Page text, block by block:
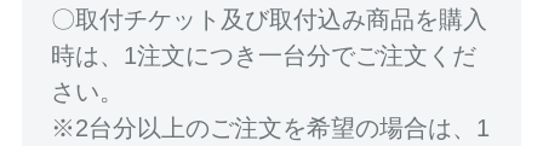
〇取付チケット及び取付込み商品を購入
時は、1注文につき一台分でご注文くだ
さい。
※2台分以上のご注文を希望の場合は、1